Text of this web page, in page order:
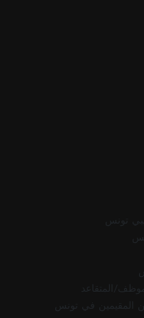
تونس
المتقاعد
المقيمين في تونس